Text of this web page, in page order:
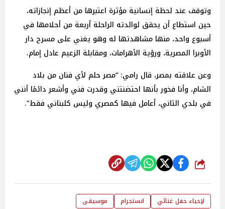
وتوقف عند لحظة إنسانية مؤثرة اعتبرها من أعظم إنجازاته،
حين استطاع أن يحقق لوالدته الراحلة أربعة من أحلامها في
أسبوع واحد، منها مشاهدتها له وهو يغني على مسرح دار
الأوبرا المصرية، ورؤية الأهرامات، ومقابلة الزعيم عادل إمام.
وعن علاقته بمصر، قال رامي: “مصر حلم لأي فنان من بلاد
الشام، وأنا فخور بأنها احتضنتني وقدرت فني وأشعر دائمًا أنني
في بلدي الثاني، أعامل فيها كمصري وليس كلبناني فقط".
شارك
لإحياء حفل غنائي انستجرام موسيقى